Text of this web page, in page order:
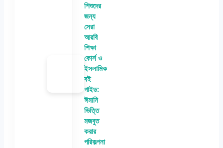
শিশুদের
জন্য
সেরা
আরবি
শিক্ষা
কোর্স ও
ইসলামিক
বই
গাইড:
ঈমানি
ভিত্তি
মজবুত
করার
পরিকল্পনা